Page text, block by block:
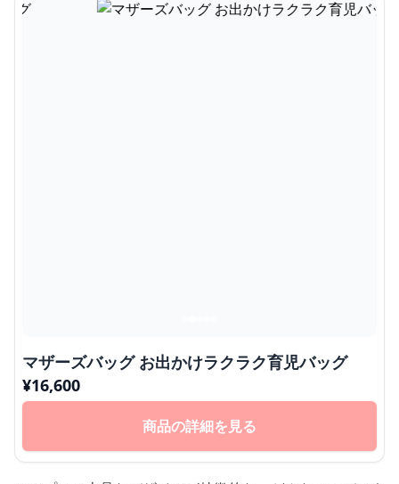
マザーズバッグ お出かけラクラク育児バッグ
¥16,600
商品の詳細を見る